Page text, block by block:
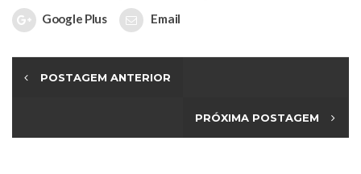
Google Plus Email
POSTAGEM ANTERIOR
PRÓXIMA POSTAGEM